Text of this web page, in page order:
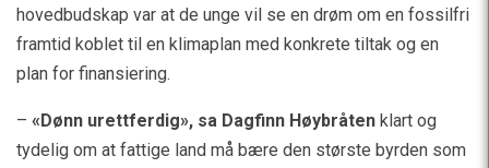
hovedbudskap var at de unge vil se en drøm om en fossilfri
framtid koblet til en klimaplan med konkrete tiltak og en
plan for finansiering.
– «Dønn urettferdig», sa Dagfinn Høybråten klart og
tydelig om at fattige land må bære den største byrden som